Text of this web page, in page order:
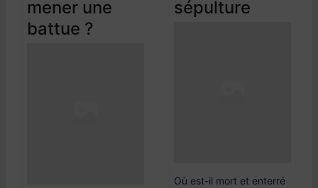
mener une
battue ?
sépulture
Où est-il mort et enterré